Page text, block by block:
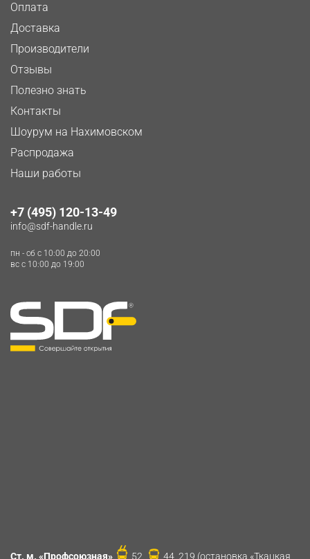
Оплата
Доставка
Производители
Отзывы
Полезно знать
Контакты
Шоурум на Нахимовском
Распродажа
Наши работы
+7 (495) 120-13-49
info@sdf-handle.ru
пн - сб c 10:00 до 20:00
вс c 10:00 до 19:00
Ст. м. «Профсоюзная» 52, 44, 219 (остановка «Ткацкая